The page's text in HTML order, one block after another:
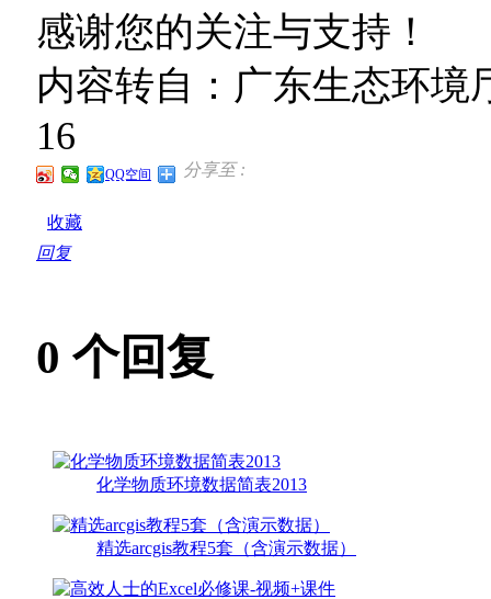
感谢您的关注与支持！
内容转自：广东生态环境
16
分享至 :
QQ空间
收藏
回复
0 个回复
化学物质环境数据简表2013
精选arcgis教程5套（含演示数据）